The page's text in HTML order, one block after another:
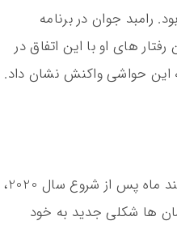
رامبد جوان در برنامه
های او با این اتفاق در
این حواشی واکنش نشان داد.
سال 2020 را می توان به عنوان جنجالی ترین سال در قرن 21 نام برد. چند ماه پس از شروع سال 2020،
ها شکلی جدید به خود